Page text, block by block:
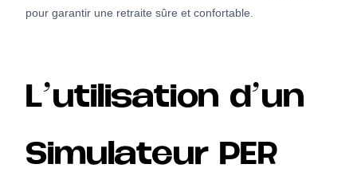
pour garantir une retraite sûre et confortable.
L’utilisation d’un
Simulateur PER